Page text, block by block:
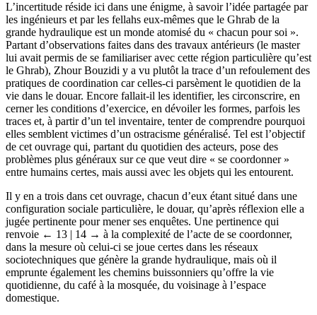
L’incertitude réside ici dans une énigme, à savoir l’idée partagée par
les ingénieurs et par les fellahs eux-mêmes que le Ghrab de la
grande hydraulique est un monde atomisé du « chacun pour soi ».
Partant d’observations faites dans des travaux antérieurs (le master
lui avait permis de se familiariser avec cette région particulière qu’est
le Ghrab), Zhour Bouzidi y a vu plutôt la trace d’un refoulement des
pratiques de coordination car celles-ci parsèment le quotidien de la
vie dans le douar. Encore fallait-il les identifier, les circonscrire, en
cerner les conditions d’exercice, en dévoiler les formes, parfois les
traces et, à partir d’un tel inventaire, tenter de comprendre pourquoi
elles semblent victimes d’un ostracisme généralisé. Tel est l’objectif
de cet ouvrage qui, partant du quotidien des acteurs, pose des
problèmes plus généraux sur ce que veut dire « se coordonner »
entre humains certes, mais aussi avec les objets qui les entourent.
Il y en a trois dans cet ouvrage, chacun d’eux étant situé dans une
configuration sociale particulière, le douar, qu’après réflexion elle a
jugée pertinente pour mener ses enquêtes. Une pertinence qui
renvoie ← 13 | 14 → à la complexité de l’acte de se coordonner,
dans la mesure où celui-ci se joue certes dans les réseaux
sociotechniques que génère la grande hydraulique, mais où il
emprunte également les chemins buissonniers qu’offre la vie
quotidienne, du café à la mosquée, du voisinage à l’espace
domestique.